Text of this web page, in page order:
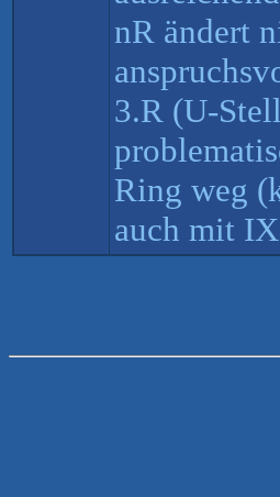
nR ändert
3.R (U-
Ring weg
auch mit